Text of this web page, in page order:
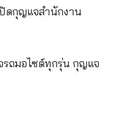
ดกุญแจสำนักงาน
ถมอไซต์ทุกรุ่น กุญแจ